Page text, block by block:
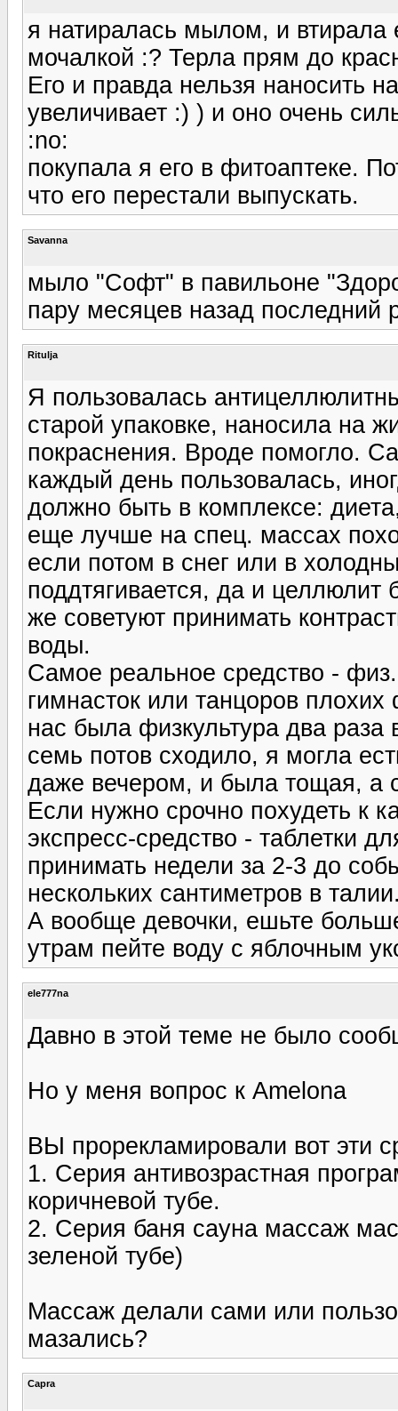
я натиралась мылом, и втирала
мочалкой :? Терла прям до
Его и правда нельзя наносить
увеличивает :) ) и оно очень
:no:
покупала я его в фитоаптеке.
что его перестали выпускать.
Savanna
мыло "Софт" в павильоне
пару месяцев назад последний
Ritulja
Я пользовалась
старой упаковке, наносила на
покраснения. Вроде помогло.
каждый день пользовалась,
должно быть в комплексе:
еще лучше на спец. массах
если потом в снег или в
поддтягивается, да и целлюлит
же советуют принимать
воды.
Самое реальное средство -
гимнасток или танцоров
нас была физкультура два
семь потов сходило, я могла
даже вечером, и была тощая, а
Если нужно срочно похудеть к
экспресс-средство - таблетки
принимать недели за 2-3 до
нескольких сантиметров в
А вообще девочки, ешьте
утрам пейте воду с яблочным
ele777na
Давно в этой теме не было
Но у меня вопрос к Amelona
ВЫ прорекламировали вот эти
1. Серия антивозрастная
коричневой тубе.
2. Серия баня сауна массаж
зеленой тубе)
Массаж делали сами или
мазались?
Capra